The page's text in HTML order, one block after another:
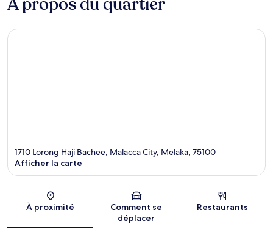
Carte
1710 Lorong Haji Bachee, Malacca City, Melaka, 75100
Afficher la carte
À proximité
Comment se
déplacer
Restaurants